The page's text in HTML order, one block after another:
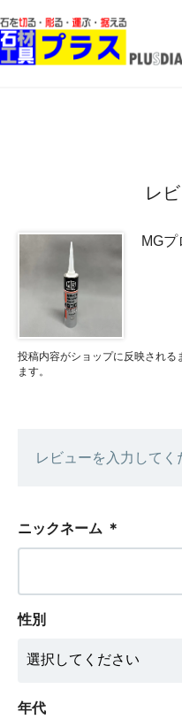
レ
MG
投稿内容がショップに反映され
ます。
レビューを入力してく
ニックネーム ＊
性別
年代